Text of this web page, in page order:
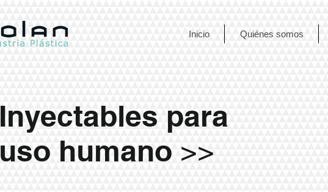
Inicio Quiénes somos
Inyectables para
uso humano >>